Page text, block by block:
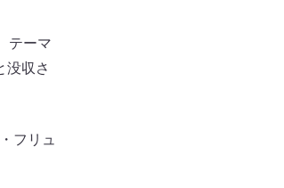
テーマ
没収さ
フリュ